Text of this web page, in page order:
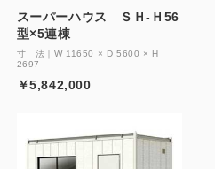
スーパーハウス ＳＨ-Ｈ56
型×5連棟
寸 法｜W 11650 × D 5600 × H
2697
￥5,842,000